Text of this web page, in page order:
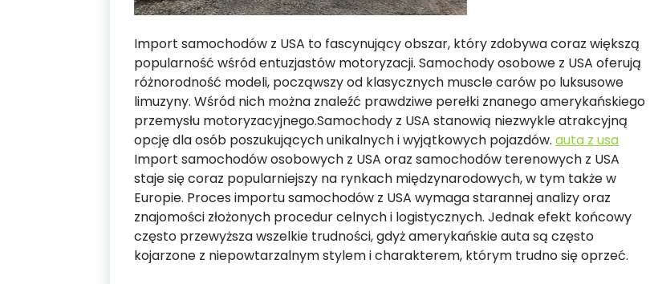
Import samochodów z USA to fascynujący obszar, który zdobywa coraz większą
popularność wśród entuzjastów motoryzacji. Samochody osobowe z USA oferują
różnorodność modeli, począwszy od klasycznych muscle carów po luksusowe
limuzyny. Wśród nich można znaleźć prawdziwe perełki znanego amerykańskiego
przemysłu motoryzacyjnego.Samochody z USA stanowią niezwykle atrakcyjną
opcję dla osób poszukujących unikalnych i wyjątkowych pojazdów. auta z usa
Import samochodów osobowych z USA oraz samochodów terenowych z USA
staje się coraz popularniejszy na rynkach międzynarodowych, w tym także w
Europie. Proces importu samochodów z USA wymaga starannej analizy oraz
znajomości złożonych procedur celnych i logistycznych. Jednak efekt końcowy
często przewyższa wszelkie trudności, gdyż amerykańskie auta są często
kojarzone z niepowtarzalnym stylem i charakterem, którym trudno się oprzeć.